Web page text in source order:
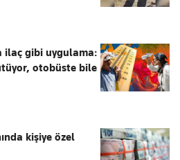
ilaç gibi uygulama:
otobüste bile
kişiye özel